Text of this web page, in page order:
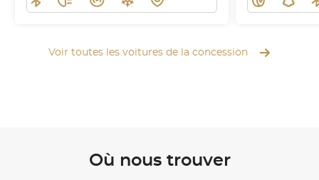
Voir toutes les voitures de la concession
Où nous trouver